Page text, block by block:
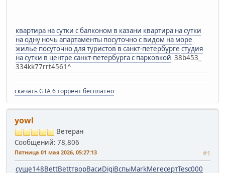
квартира на сутки с балконом в казани квартира на сутки
на одну ночьапартаменты посуточно с видом на море
жилье посуточно для туристов в санкт-петербурге студия
на сутки в центре санкт-петербурга с парковкой 38b453_
334kk77rrt4561^
скачать GTA 6 торрент бесплатно
yowl
Ветеран
Сообщений: 78,806
Пятница 01 мая 2026, 05:27:13 #1
суще148BettBettтворВасиDigiВспыMarkMereсертTesc000